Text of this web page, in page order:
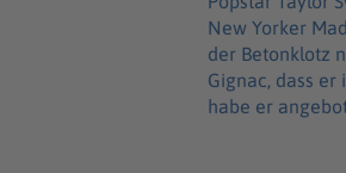
New Yorker
der Betonklotz
Gignac, dass er
habe er